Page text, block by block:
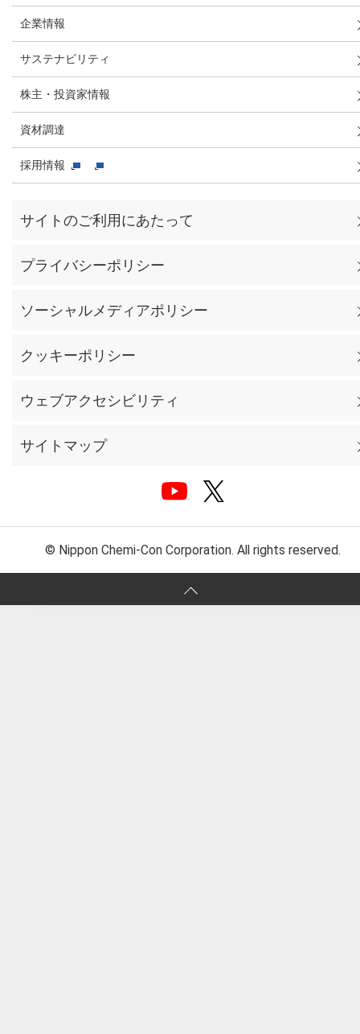
企業情報
サステナビリティ
株主・投資家情報
資材調達
採用情報
サイトのご利用にあたって
プライバシーポリシー
ソーシャルメディアポリシー
クッキーポリシー
ウェブアクセシビリティ
サイトマップ
© Nippon Chemi-Con Corporation. All rights reserved.